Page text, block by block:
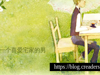
个喜爱宅家的男
https://